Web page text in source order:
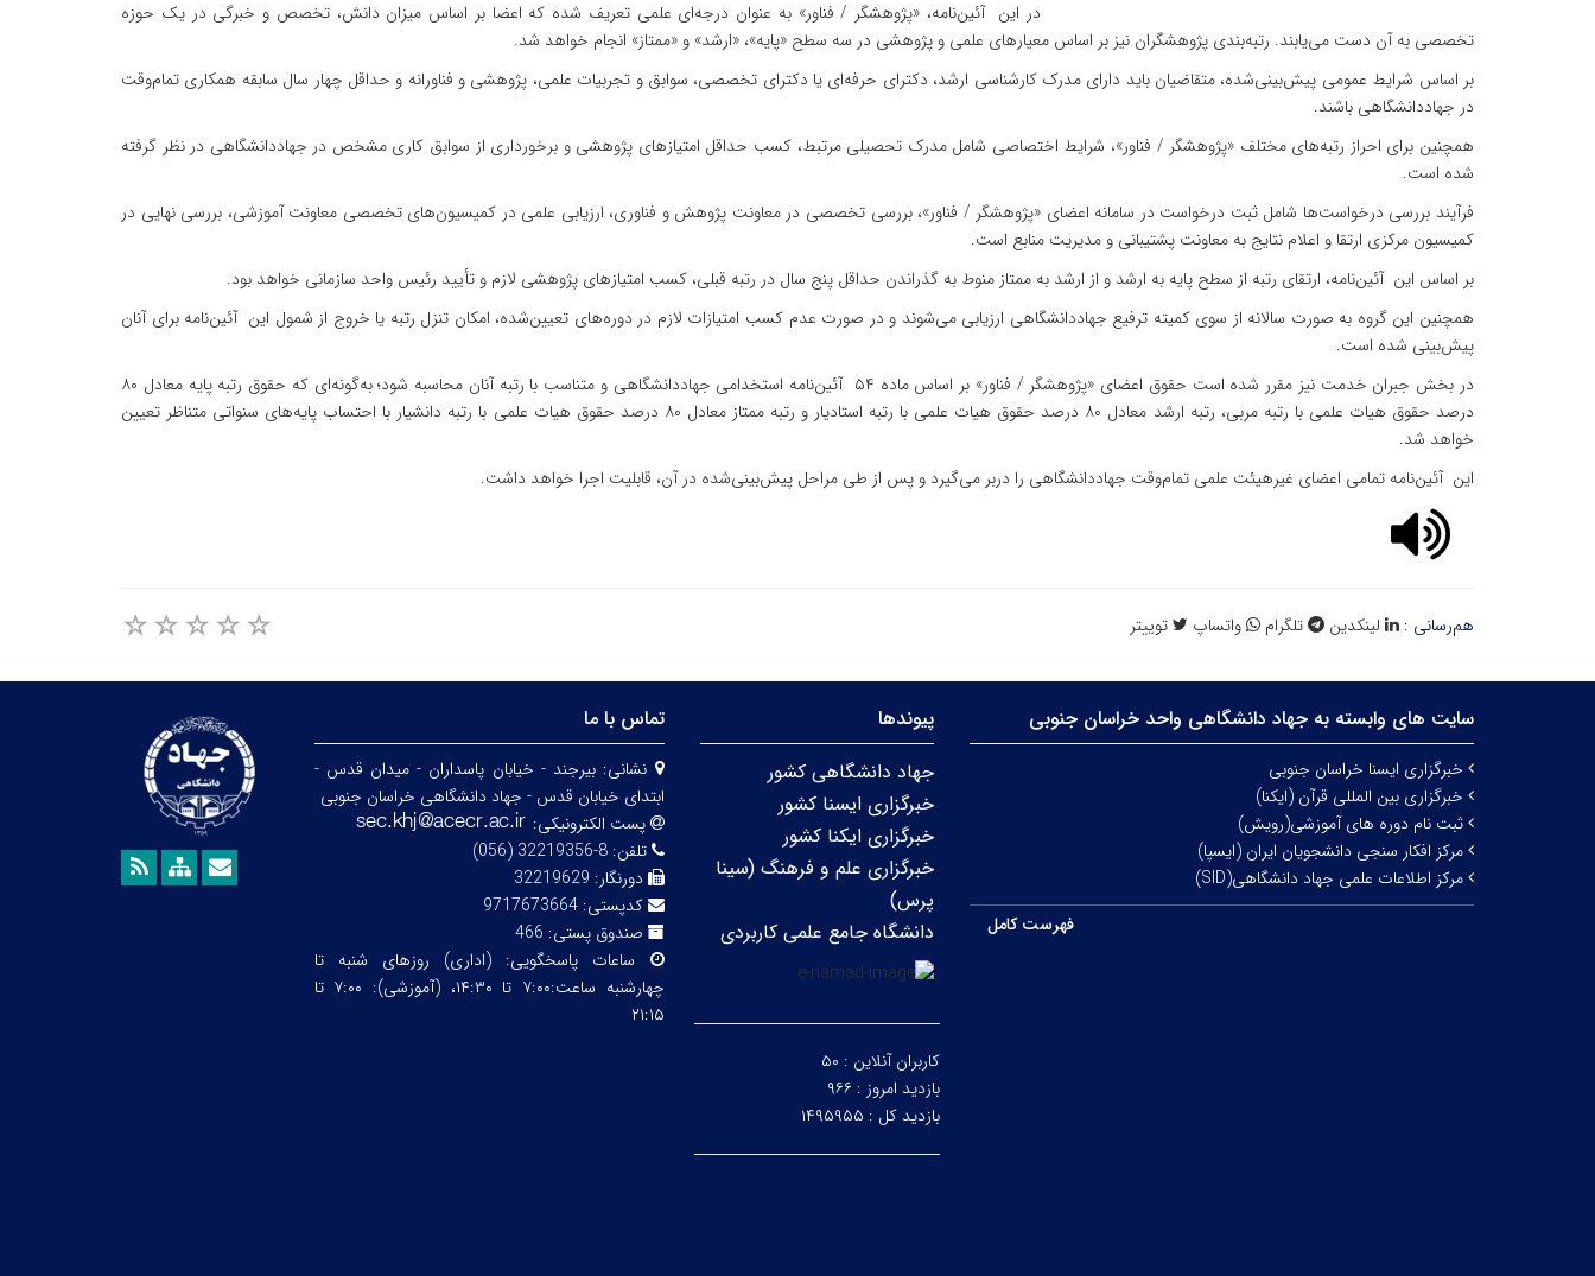
در این آئین‌نامه، «پژوهشگر / فناور» به عنوان درجه‌ای علمی تعریف شده که اعضا بر اساس میزان دانش، تخصص و خبرگی در یک حوزه
تخصصی به آن دست می‌یابند. رتبه‌بندی پژوهشگران نیز بر اساس معیارهای علمی و پژوهشی در سه سطح «پایه»، «ارشد» و «ممتاز» انجام خواهد شد.
بر اساس شرایط عمومی پیش‌بینی‌شده، متقاضیان باید دارای مدرک کارشناسی ارشد، دکترای حرفه‌ای یا دکترای تخصصی، سوابق و تجربیات علمی، پژوهشی و فناورانه و حداقل چهار سال سابقه همکاری تمام‌وقت
در جهاددانشگاهی باشند.
همچنین برای احراز رتبه‌های مختلف «پژوهشگر / فناور»، شرایط اختصاصی شامل مدرک تحصیلی مرتبط، کسب حداقل امتیازهای پژوهشی و برخورداری از سوابق کاری مشخص در جهاددانشگاهی در نظر گرفته
شده است.
فرآیند بررسی درخواست‌ها شامل ثبت درخواست در سامانه اعضای «پژوهشگر / فناور»، بررسی تخصصی در معاونت پژوهش و فناوری، ارزیابی علمی در کمیسیون‌های تخصصی معاونت آموزشی، بررسی نهایی در
کمیسیون مرکزی ارتقا و اعلام نتایج به معاونت پشتیبانی و مدیریت منابع است.
بر اساس این آئین‌نامه، ارتقای رتبه از سطح پایه به ارشد و از ارشد به ممتاز منوط به گذراندن حداقل پنج سال در رتبه قبلی، کسب امتیازهای پژوهشی لازم و تأیید رئیس واحد سازمانی خواهد بود.
همچنین این گروه به صورت سالانه از سوی کمیته ترفیع جهاددانشگاهی ارزیابی می‌شوند و در صورت عدم کسب امتیازات لازم در دوره‌های تعیین‌شده، امکان تنزل رتبه یا خروج از شمول این آئین‌نامه برای آنان
پیش‌بینی شده است.
در بخش جبران خدمت نیز مقرر شده است حقوق اعضای «پژوهشگر / فناور» بر اساس ماده ۵۴ آئین‌نامه استخدامی جهاددانشگاهی و متناسب با رتبه آنان محاسبه شود؛ به‌گونه‌ای که حقوق رتبه پایه معادل ۸۰
درصد حقوق هیات علمی با رتبه مربی، رتبه ارشد معادل ۸۰ درصد حقوق هیات علمی با رتبه استادیار و رتبه ممتاز معادل ۸۰ درصد حقوق هیات علمی با رتبه دانشیار با احتساب پایه‌های سنواتی متناظر تعیین
خواهد شد.
این آئین‌نامه تمامی اعضای غیرهیئت علمی تمام‌وقت جهاددانشگاهی را دربر می‌گیرد و پس از طی مراحل پیش‌بینی‌شده در آن، قابلیت اجرا خواهد داشت.
هم‌رسانی : لینکدین تلگرام واتساپ توییتر
سایت های وابسته به جهاد دانشگاهی واحد خراسان جنوبی
خبرگزاری ایسنا خراسان جنوبی
خبرگزاری بین المللی قرآن (ایکنا)
ثبت نام دوره های آموزشی(رویش)
مرکز افکار سنجی دانشجویان ایران (ایسپا)
مرکز اطلاعات علمی جهاد دانشگاهی(SID)
فهرست کامل
پیوندها
جهاد دانشگاهی کشور
خبرگزاری ایسنا کشور
خبرگزاری ایکنا کشور
خبرگزاری علم و فرهنگ (سینا
پرس)
دانشگاه جامع علمی کاربردی
کاربران آنلاین : ۵۰
بازدید امروز : ۹۶۶
بازدید کل : ۱۴۹۵۹۵۵
تماس با ما
نشانی: بیرجند - خیابان پاسداران - میدان قدس -
ابتدای خیابان قدس - جهاد دانشگاهی خراسان جنوبی
پست الکترونیکی:
تلفن:8-32219356 (056)
دورنگار: 32219629
کدپستی:9717673664
صندوق پستی: 466
ساعات پاسخگویی: (اداری) روزهای شنبه تا
چهارشنبه ساعت:۷:۰۰ تا ۱۴:۳۰، (آموزشی): ۷:۰۰ تا
۲۱:۱۵